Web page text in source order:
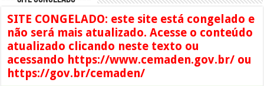
SITE CONGELADO: este site está congelado e
não será mais atualizado. Acesse o conteúdo
atualizado clicando neste texto ou
acessando https://www.cemaden.gov.br/ ou
https://gov.br/cemaden/